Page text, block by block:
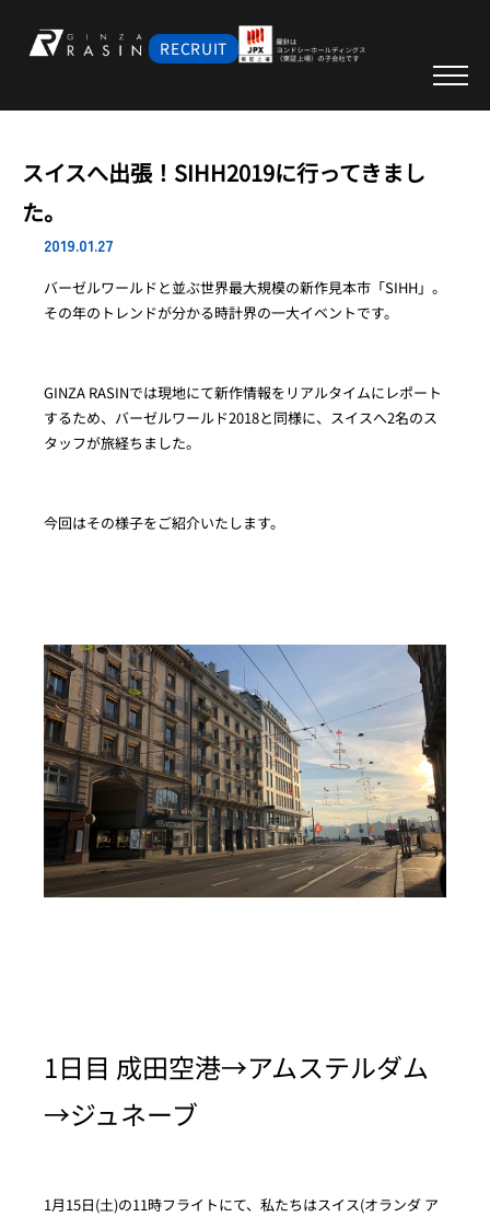
RECRUIT
スイスへ出張！SIHH2019に行ってきまし
た。
2019.01.27
バーゼルワールドと並ぶ世界最大規模の新作見本市「SIHH」。
その年のトレンドが分かる時計界の一大イベントです。
GINZA RASINでは現地にて新作情報をリアルタイムにレポート
するため、バーゼルワールド2018と同様に、スイスへ2名のス
タッフが旅経ちました。
今回はその様子をご紹介いたします。
1日目 成田空港→アムステルダム
→ジュネーブ
1月15日(土)の11時フライトにて、私たちはスイス(オランダ ア